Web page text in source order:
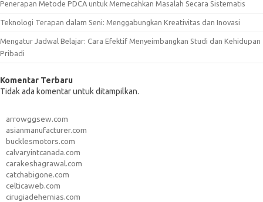
Penerapan Metode PDCA untuk Memecahkan Masalah Secara Sistematis
Teknologi Terapan dalam Seni: Menggabungkan Kreativitas dan Inovasi
Mengatur Jadwal Belajar: Cara Efektif Menyeimbangkan Studi dan Kehidupan
Pribadi
Komentar Terbaru
Tidak ada komentar untuk ditampilkan.
arrowggsew.com
asianmanufacturer.com
bucklesmotors.com
calvaryintcanada.com
carakeshagrawal.com
catchabigone.com
celticaweb.com
cirugiadehernias.com